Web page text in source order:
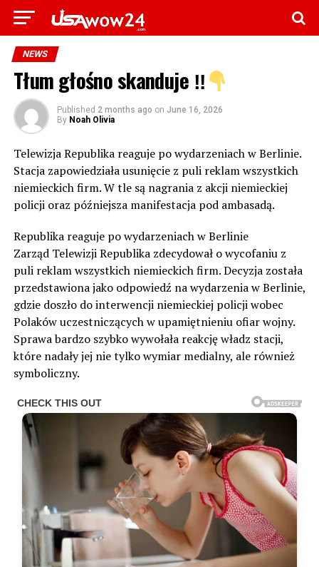
NEWS
Tłum głośno skanduje ‼
Published 2 months ago on June 16, 2026
By Noah Olivia
Telewizja Republika reaguje po wydarzeniach w Berlinie.
Stacja zapowiedziała usunięcie z puli reklam wszystkich
niemieckich firm. W tle są nagrania z akcji niemieckiej
policji oraz późniejsza manifestacja pod ambasadą.
Republika reaguje po wydarzeniach w Berlinie
Zarząd Telewizji Republika zdecydował o wycofaniu z
puli reklam wszystkich niemieckich firm. Decyzja została
przedstawiona jako odpowiedź na wydarzenia w Berlinie,
gdzie doszło do interwencji niemieckiej policji wobec
Polaków uczestniczących w upamiętnieniu ofiar wojny.
Sprawa bardzo szybko wywołała reakcję władz stacji,
które nadały jej nie tylko wymiar medialny, ale również
symboliczny.